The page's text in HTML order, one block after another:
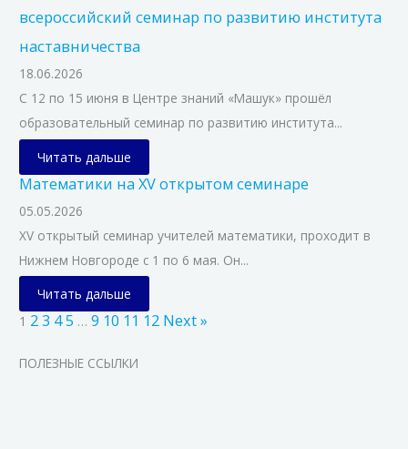
всероссийский семинар по развитию института
наставничества
18.06.2026
С 12 по 15 июня в Центре знаний «Машук» прошёл
образовательный семинар по развитию института...
Читать дальше
Математики на XV открытом семинаре
05.05.2026
XV открытый семинар учителей математики, проходит в
Нижнем Новгороде с 1 по 6 мая. Он...
Читать дальше
1 23 45 … 9 10 11 12 Next »
ПОЛЕЗНЫЕ ССЫЛКИ